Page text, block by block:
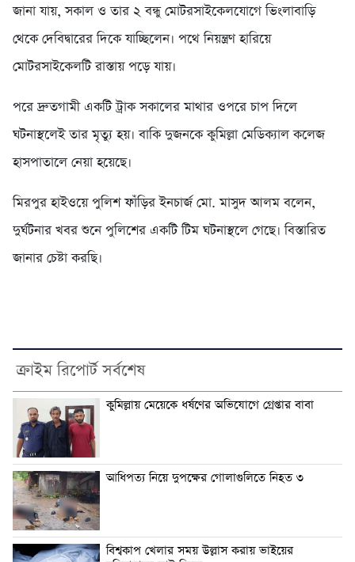
জানা যায়, সকাল ও তার ২ বন্ধু মোটরসাইকেলযোগে ভিংলাবাড়ি
থেকে দেবিদ্বারের দিকে যাচ্ছিলেন। পথে নিয়ন্ত্রণ হারিয়ে
মোটরসাইকেলটি রাস্তায় পড়ে যায়।
পরে দ্রুতগামী একটি ট্রাক সকালের মাথার ওপরে চাপ দিলে
ঘটনাস্থলেই তার মৃত্যু হয়। বাকি দুজনকে কুমিল্লা মেডিক্যাল কলেজ
হাসপাতালে নেয়া হয়েছে।
মিরপুর হাইওয়ে পুলিশ ফাঁড়ির ইনচার্জ মো. মাসুদ আলম বলেন,
দুর্ঘটনার খবর শুনে পুলিশের একটি টিম ঘটনাস্থলে গেছে। বিস্তারিত
জানার চেষ্টা করছি।
ক্রাইম রিপোর্ট সর্বশেষ
কুমিল্লায় মেয়েকে ধর্ষণের অভিযোগে গ্রেপ্তার বাবা
আধিপত্য নিয়ে দুপক্ষের গোলাগুলিতে নিহত ৩
বিশ্বকাপ খেলার সময় উল্লাস করায় ভাইয়ের